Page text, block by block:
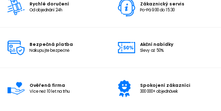
Rychlé doručení
Od objednání 24h
Zákaznický servis
Po-Pá 9:00 do 15:30
Bezpečná platba
Nakupujte bezpečně
Akční nabídky
Slevy až 50%
Ověřená firma
Více než 10 let na trhu
Spokojení zákazníci
300 000+ objednávek